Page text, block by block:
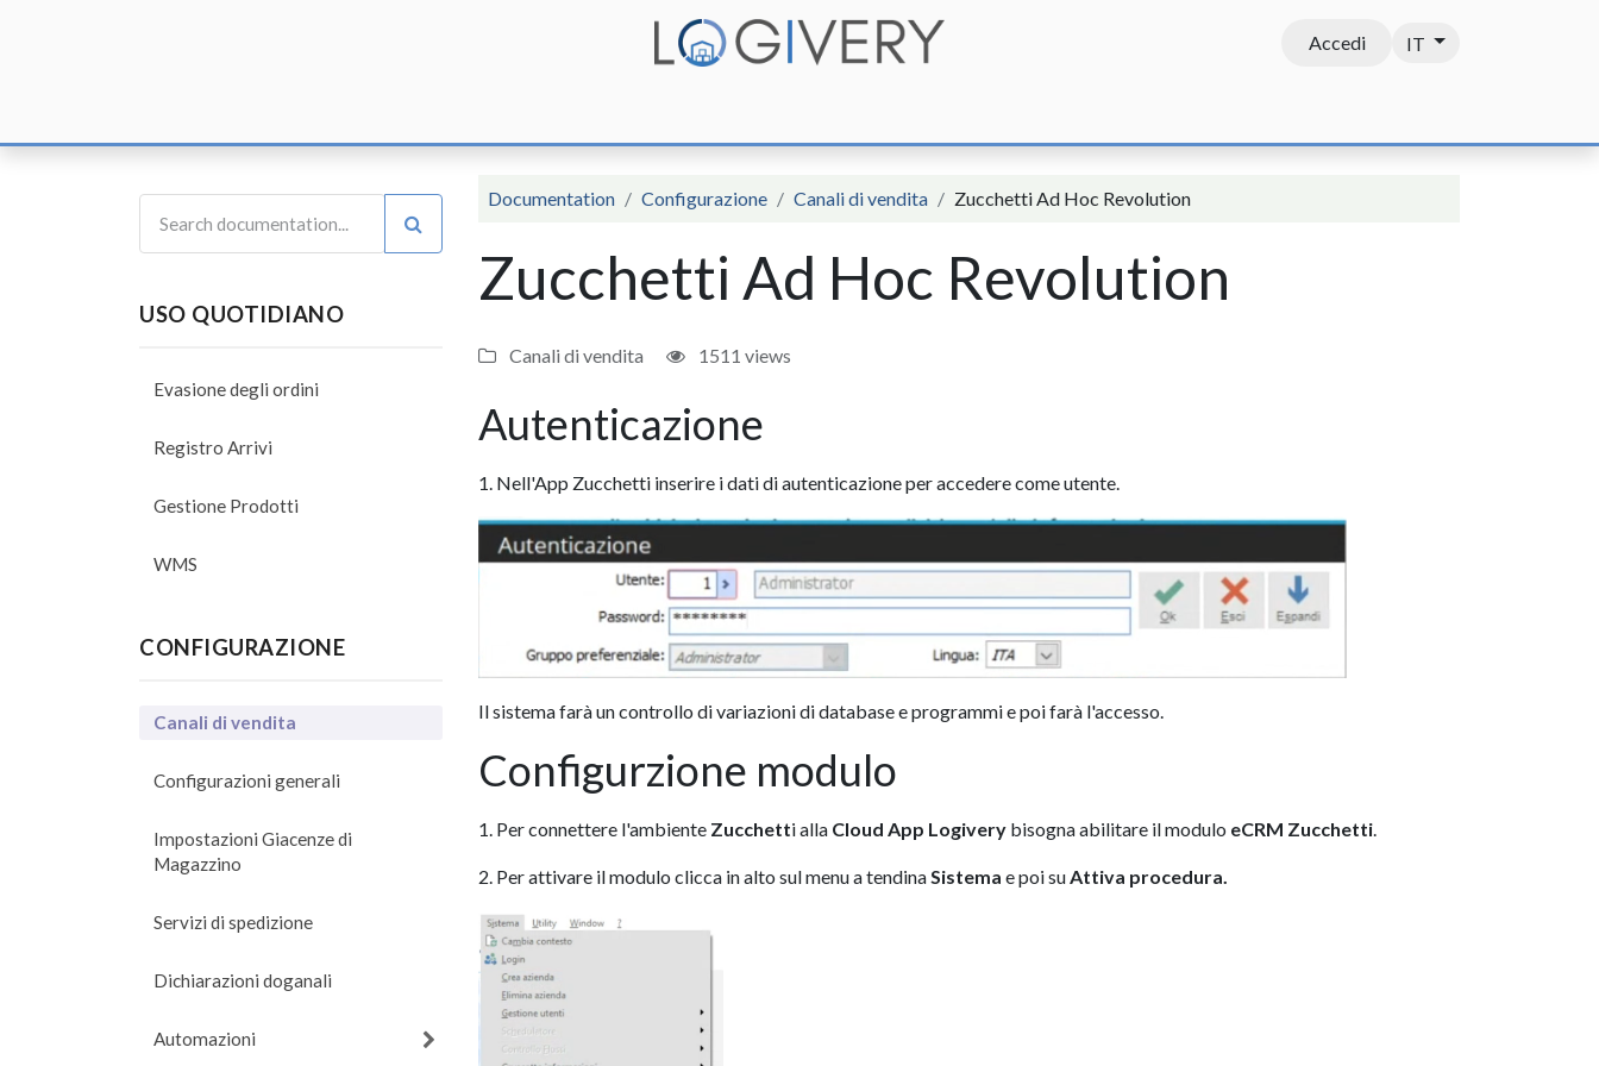
Accedi IT
USO QUOTIDIANO
Evasione degli ordini
Registro Arrivi
Gestione Prodotti
WMS
CONFIGURAZIONE
Canali di vendita
Configurazioni generali
Impostazioni Giacenze di
Magazzino
Servizi di spedizione
Dichiarazioni doganali
Automazioni
Documentation Configurazione Canali di vendita Zucchetti Ad Hoc Revolution
Zucchetti Ad Hoc Revolution
Canali di vendita 1511 views
Autenticazione
1. Nell'App Zucchetti inserire i dati di autenticazione per accedere come utente.
Il sistema farà un controllo di variazioni di database e programmi e poi farà l'accesso.
Configurzione modulo
1. Per connettere l'ambiente Zucchetti alla Cloud App Logivery bisogna abilitare il modulo eCRM Zucchetti.
2. Per attivare il modulo clicca in alto sul menu a tendinaSistema e poi suAttiva procedura.